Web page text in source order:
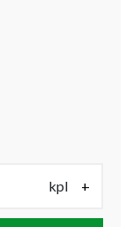
kpl +